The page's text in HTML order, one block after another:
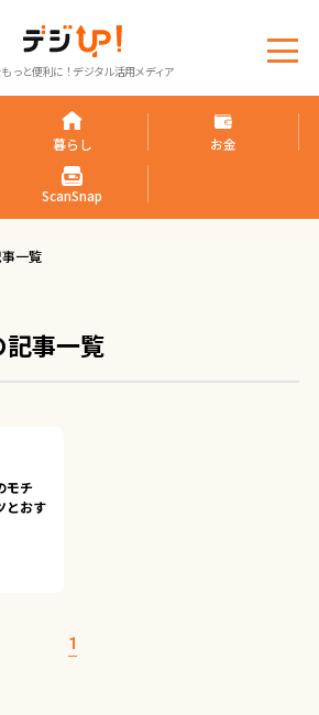
っと便利に！デジタル活用メディア
メ
ニ
暮らし お金
ScanSnap
一覧
事一覧
モチ
とおす
1